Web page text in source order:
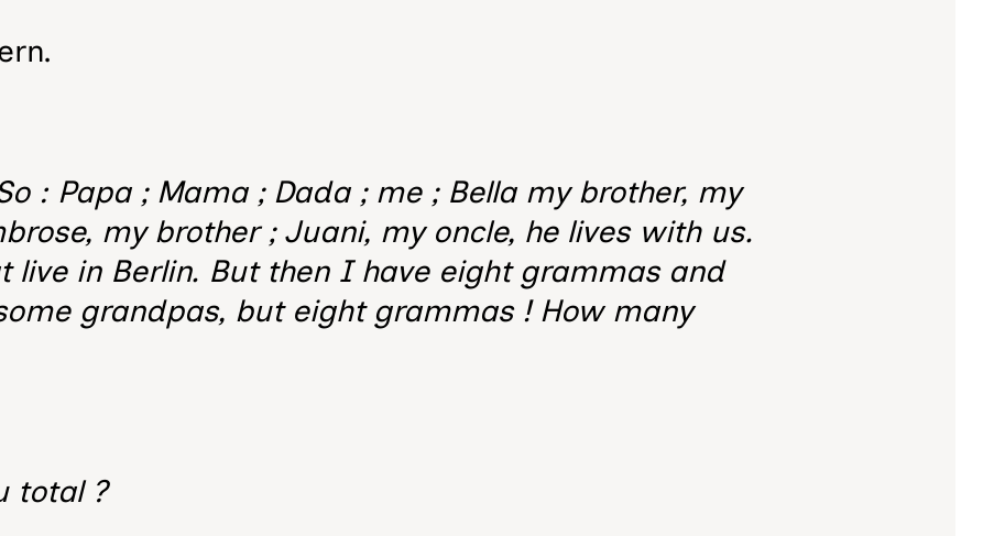
: Papa ; Mama ; Dada ; me ; Bella my brother, my
my brother ; Juani, my oncle, he lives with us.
live in Berlin. But then I have eight grammas and
grandpas, but eight grammas ! How many
total ?